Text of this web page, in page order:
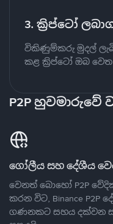
3. ක්‍රිප්ටෝ
විකිණුම්කරු මුදල්
කළ ක්‍රිප්ටෝ ඔබ වෙත
P2P හුවමාරුවේ
ගෝලීය සහ දේශීය
වෙනත් බොහෝ P2P
කරන විට, Binance P2P
ගණනකට සහය දක්වන